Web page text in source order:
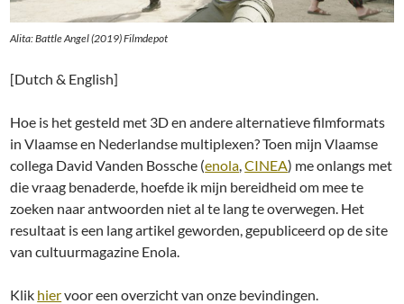
Alita: Battle Angel (2019) Filmdepot
[Dutch & English]
Hoe is het gesteld met 3D en andere alternatieve filmformats
in Vlaamse en Nederlandse multiplexen? Toen mijn Vlaamse
collega David Vanden Bossche (enola ,CINEA) me onlangs met
die vraag benaderde, hoefde ik mijn bereidheid om mee te
zoeken naar antwoorden niet al te lang te overwegen. Het
resultaat is een lang artikel geworden, gepubliceerd op de site
van cultuurmagazine Enola.
Klik hiervoor een overzicht van onze bevindingen.